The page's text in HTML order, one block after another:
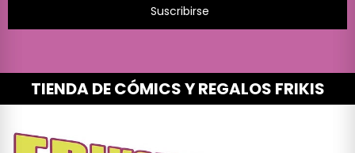
Suscribirse
TIENDA DE CÓMICS Y REGALOS FRIKIS